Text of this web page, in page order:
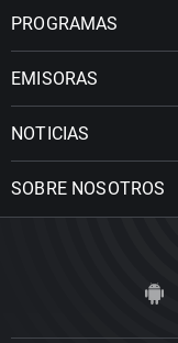
PROGRAMAS
EMISORAS
NOTICIAS
SOBRE NOSOTROS